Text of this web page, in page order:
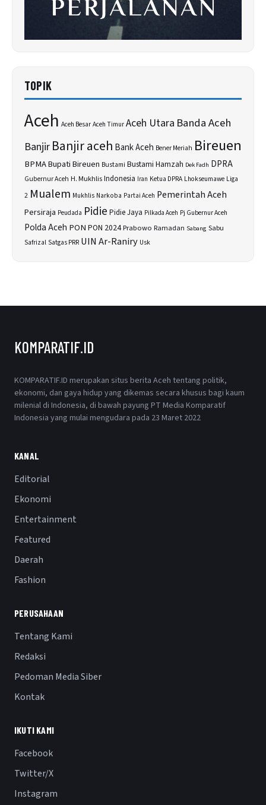
TOPIK
Aceh Aceh BesarAceh TimurAceh Utara Banda Aceh
BanjirBanjir aceh Bank Aceh Bener Meriah Bireuen
BPMABupati Bireuen Bustami Bustami Hamzah Dek Fadh DPRA
Gubernur Aceh H. MukhlisIndonesia Iran Ketua DPRA Lhokseumawe Liga
2 Mualem Mukhlis Narkoba Partai Aceh Pemerintah Aceh
Persiraja Peudada Pidie Pidie Jaya Pilkada Aceh Pj Gubernur Aceh
Polda Aceh PON PON 2024Prabowo Ramadan Sabang Sabu
SafrizalSatgas PRR UIN Ar-Raniry Usk
KOMPARATIF.ID
KOMPARATIF.ID merupakan situs berita Aceh tentang politik,
ekonomi, dan gaya hidup yang dikemas secara khusus bagi kaum
milenial di Indonesia, di bawah payung PT Media Komparatif
Indonesia yang mulai mengudara pada 23 Maret 2022
KANAL
Editorial
Ekonomi
Entertainment
Featured
Daerah
Fashion
PERUSAHAAN
Tentang Kami
Redaksi
Pedoman Media Siber
Kontak
IKUTI KAMI
Facebook
Twitter/X
Instagram